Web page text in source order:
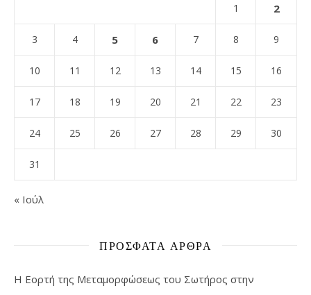
1 2
3 4 5 6 7 8 9
10 11 12 13 14 15 16
17 18 19 20 21 22 23
24 25 26 27 28 29 30
31
« Ιούλ
ΠΡΌΣΦΑΤΑ ΆΡΘΡΑ
Η Εορτή της Μεταμορφώσεως του Σωτήρος στην